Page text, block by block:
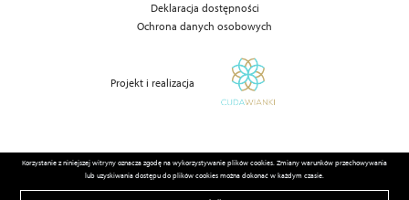
Deklaracja dostępności
Ochrona danych osobowych
Projekt i realizacja
Korzystanie z niniejszej witryny oznacza zgodę na wykorzystywanie plików cookies. Zmiany warunków przechowywania
lub uzyskiwania dostępu do plików cookies można dokonać w każdym czasie.